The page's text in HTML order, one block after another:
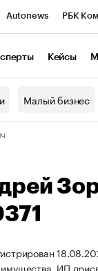
Autonews РБК
Кейсы
Малый бизнес
имущества. ИП